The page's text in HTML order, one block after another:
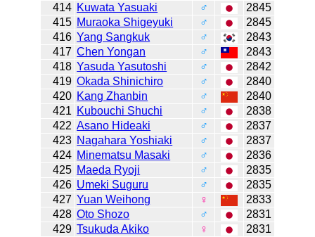
414 Kuwata Yasuaki ♂
2845
415 Muraoka Shigeyuki ♂
2845
416 Yang Sangkuk ♂
2843
417 Chen Yongan ♂
2843
418 Yasuda Yasutoshi ♂
2842
419 Okada Shinichiro ♂
2840
420 Kang Zhanbin ♂
2840
421 Kubouchi Shuchi ♂
2838
422 Asano Hideaki ♂
2837
423 Nagahara Yoshiaki ♂
2837
424 Minematsu Masaki ♂
2836
425 Maeda Ryoji ♂
2835
426 Umeki Suguru ♂
2835
427 Yuan Weihong ♀
2833
428 Oto Shozo ♂
2831
429 Tsukuda Akiko ♀
2831